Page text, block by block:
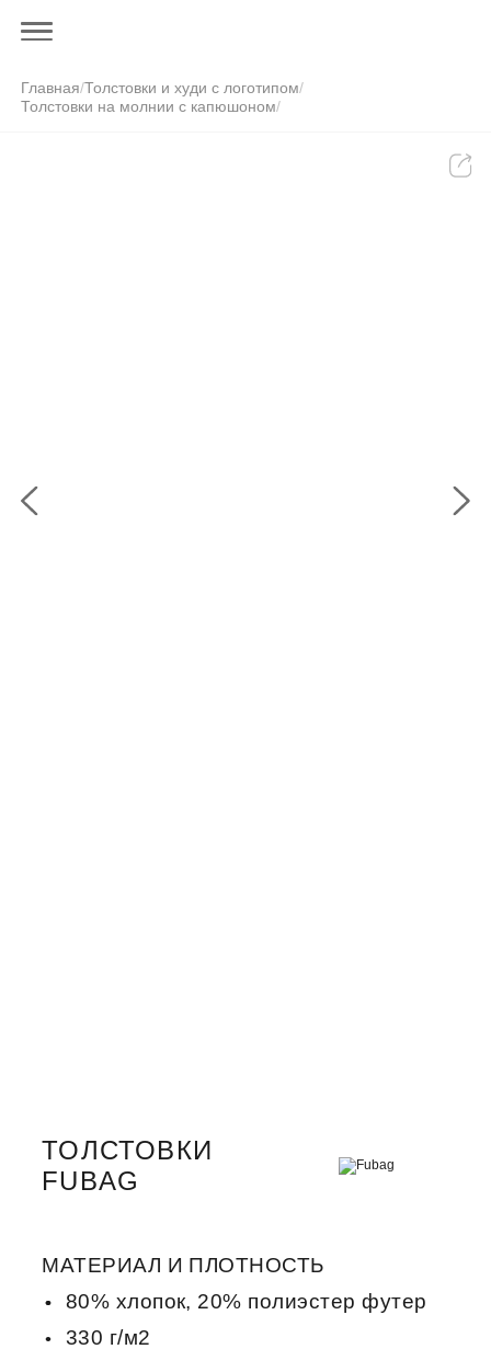
Главная/Толстовки и худи с логотипом/
Толстовки на молнии с капюшоном/
ТОЛСТОВКИ
FUBAG
МАТЕРИАЛ И ПЛОТНОСТЬ
80% хлопок, 20% полиэстер футер
330 г/м2